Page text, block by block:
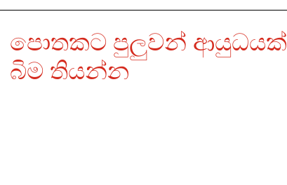
පොතකට පුලුවන් ආයුධයක්
බිම තියන්න